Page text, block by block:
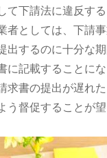
て下請法に違反する
者としては、下請
出するのに十分な
に記載することにな
求書の提出が遅れ
う督促することが